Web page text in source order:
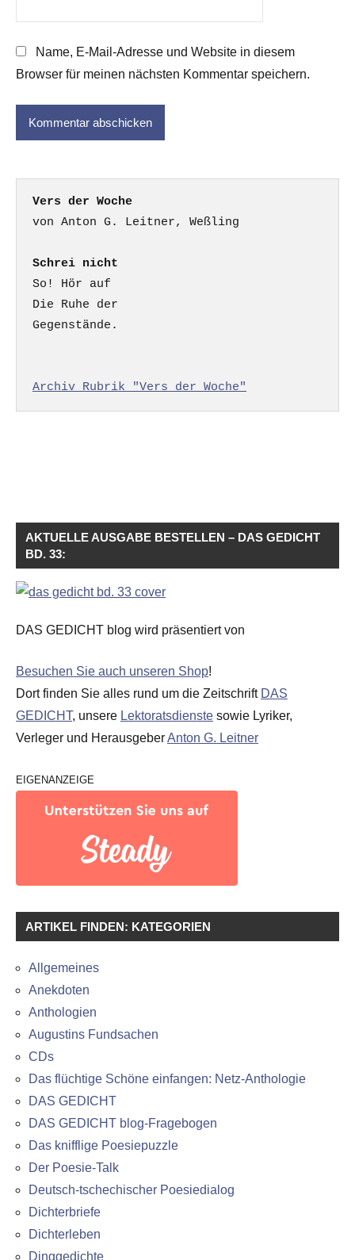
Name, E-Mail-Adresse und Website in diesem
Browser für meinen nächsten Kommentar speichern.
Vers der Woche
Schrei nicht
So! Hör auf
Die Ruhe der
Gegenstände.
Archiv Rubrik "Vers der Woche"
AKTUELLE AUSGABE BESTELLEN – DAS GEDICHT
BD. 33:
DAS GEDICHT blog wird präsentiert von
Besuchen Sie auch unseren Shop!
Dort finden Sie alles rund um die Zeitschrift DAS
GEDICHT, unsere Lektoratsdienste sowie Lyriker,
Verleger und HerausgeberAnton G. Leitner
EIGENANZEIGE
ARTIKEL FINDEN: KATEGORIEN
Allgemeines
Anekdoten
Anthologien
Augustins Fundsachen
CDs
Das flüchtige Schöne einfangen: Netz-Anthologie
DAS GEDICHT
DAS GEDICHT blog-Fragebogen
Das knifflige Poesiepuzzle
Der Poesie-Talk
Deutsch-tschechischer Poesiedialog
Dichterbriefe
Dichterleben
Dinggedichte